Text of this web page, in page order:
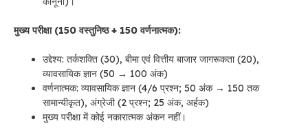
मुख्य परीक्षा (150 वस्तुनिष्ठ + 150 वर्णनात्मक):
उद्देश्य: तर्कशक्ति (30), बीमा एवं वित्तीय बाजार जागरूकता (20),
व्यावसायिक ज्ञान (50 → 100 अंक)
वर्णनात्मक: व्यावसायिक ज्ञान (4/6 प्रश्न; 50 अंक → 150 तक
सामान्यीकृत), अंग्रेजी (2 प्रश्न; 25 अंक, अर्हक)
मुख्य परीक्षा में कोई नकारात्मक अंकन नहीं।